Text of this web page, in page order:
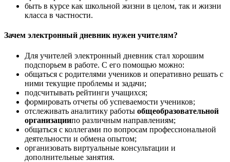
быть в курсе как школьной жизни в целом, так и жизни
класса в частности.
Зачем электронный дневник нужен учителям?
Для учителей электронный дневник стал хорошим
подспорьем в работе. С его помощью можно:
общаться с родителями учеников и оперативно решать с
ними текущие проблемы и задачи;
подсчитывать рейтинги учащихся;
формировать отчеты об успеваемости учеников;
отслеживать аналитику работы общеобразовательной
организациипо различным направлениям;
общаться с коллегами по вопросам профессиональной
деятельности и обмена опытом;
организовать виртуальные консультации и
дополнительные занятия.